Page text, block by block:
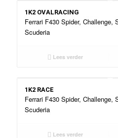
1K2 OVALRACING
Ferrari F430 Spider, Challenge,
Scuderia
Lees verder
1K2 RACE
Ferrari F430 Spider, Challenge,
Scuderia
Lees verder